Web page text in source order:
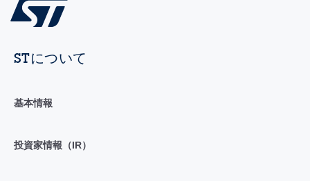
STについて
基本情報
投資家情報（IR）